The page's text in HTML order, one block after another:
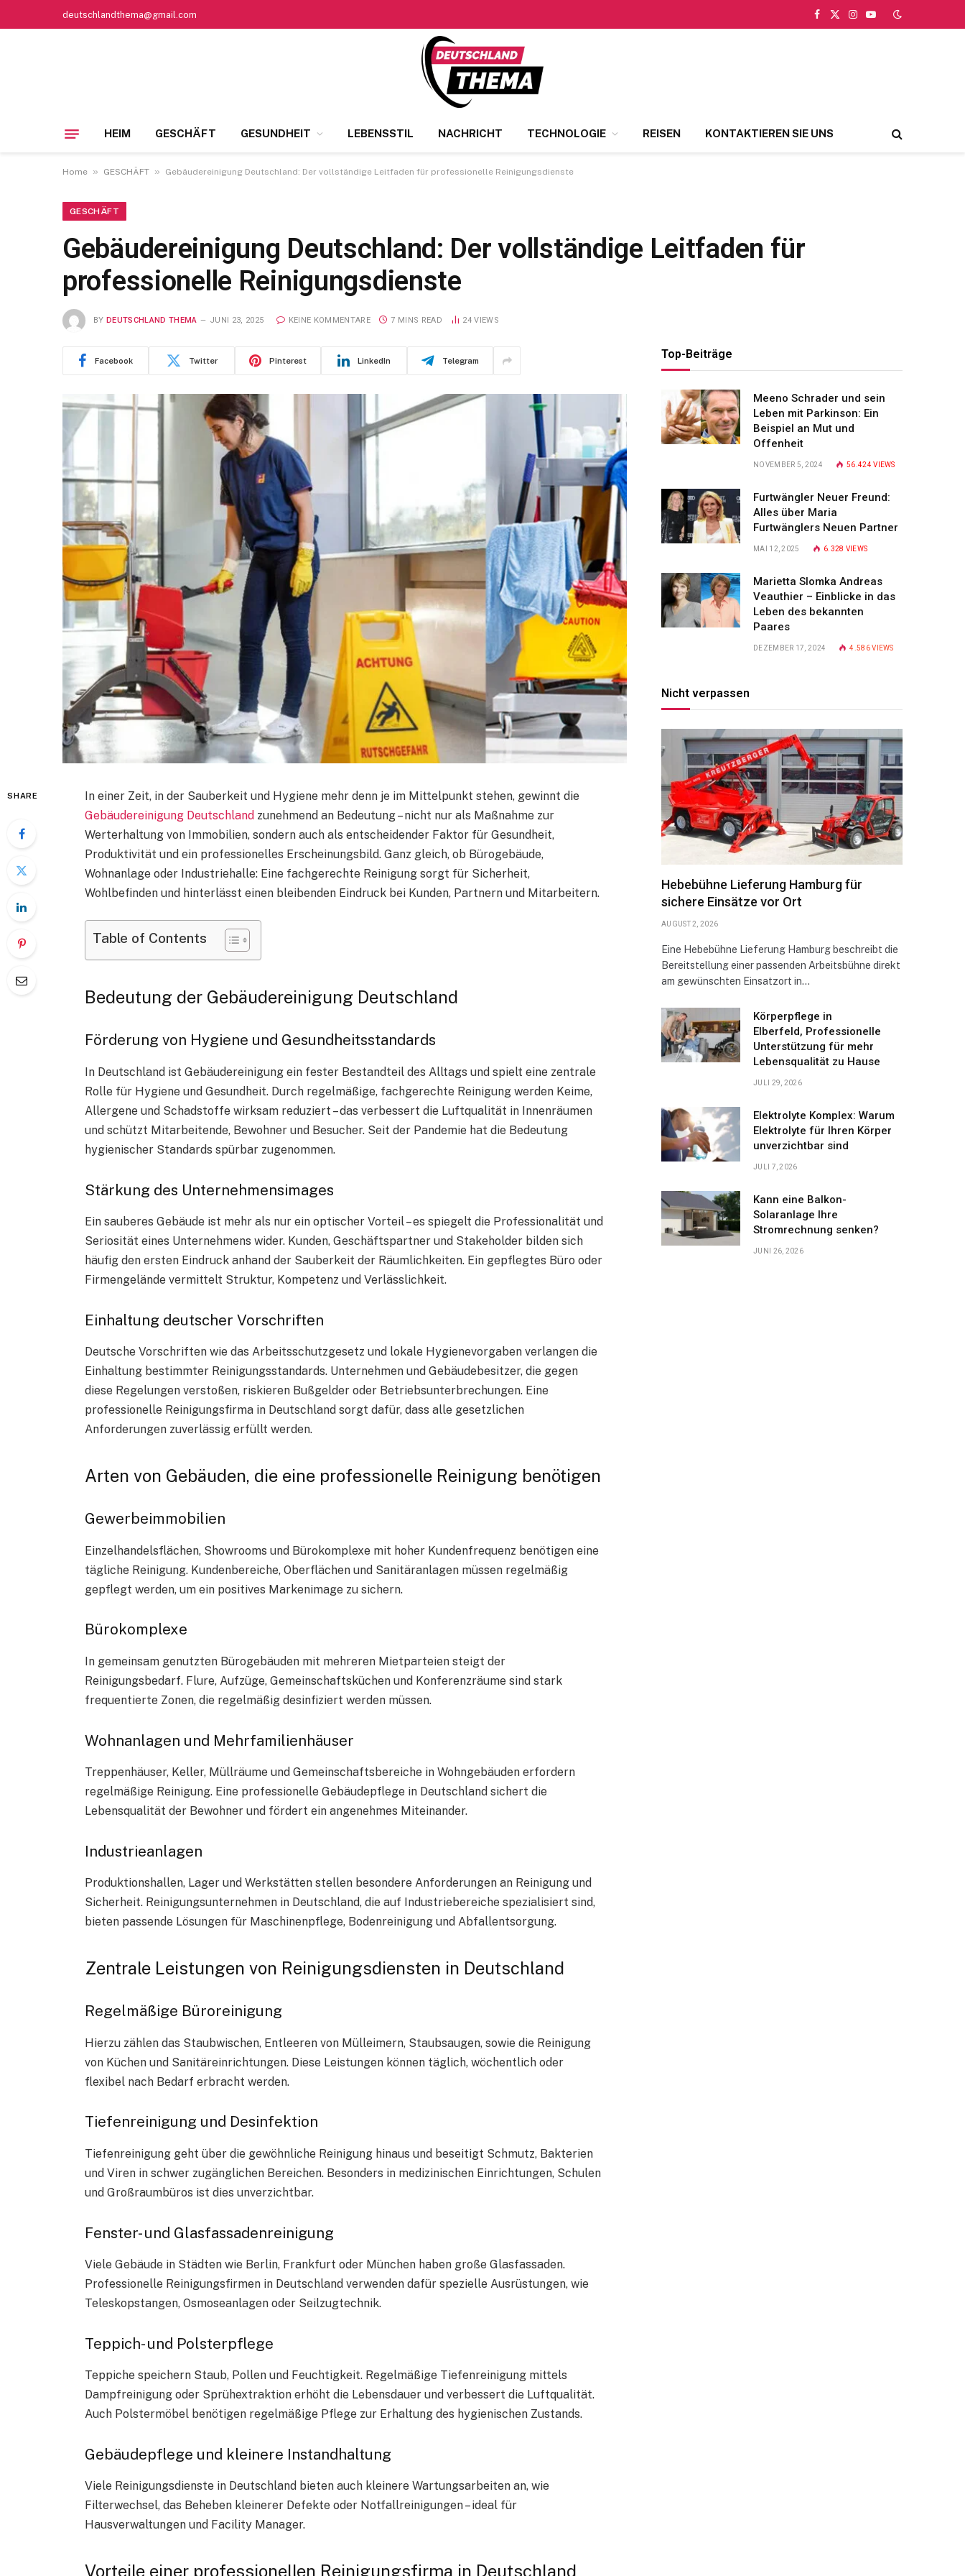
deutschlandthema@gmail.com
Facebook
X
Instagram
YouTube
HEIM GESCHÄFT GESUNDHEIT LEBENSSTIL NACHRICHT TECHNOLOGIE REISEN KONTAKTIEREN SIE UNS
Home » GESCHÄFT » Gebäudereinigung Deutschland: Der vollständige Leitfaden für professionelle Reinigungsdienste
GESCHÄFT
Gebäudereinigung Deutschland: Der vollständige Leitfaden für
professionelle Reinigungsdienste
BY DEUTSCHLAND THEMA JUNI 23, 2025 KEINE KOMMENTARE 7 MINS READ 24VIEWS
Facebook Twitter Pinterest LinkedIn Telegram
SHARE
In einer Zeit, in der Sauberkeit und Hygiene mehr denn je im Mittelpunkt stehen, gewinnt die
Gebäudereinigung Deutschland zunehmend an Bedeutung – nicht nur als Maßnahme zur
Werterhaltung von Immobilien, sondern auch als entscheidender Faktor für Gesundheit,
Produktivität und ein professionelles Erscheinungsbild. Ganz gleich, ob Bürogebäude,
Wohnanlage oder Industriehalle: Eine fachgerechte Reinigung sorgt für Sicherheit,
Wohlbefinden und hinterlässt einen bleibenden Eindruck bei Kunden, Partnern und Mitarbeitern.
Table of Contents
Bedeutung der Gebäudereinigung Deutschland
Förderung von Hygiene und Gesundheitsstandards
In Deutschland ist Gebäudereinigung ein fester Bestandteil des Alltags und spielt eine zentrale
Rolle für Hygiene und Gesundheit. Durch regelmäßige, fachgerechte Reinigung werden Keime,
Allergene und Schadstoffe wirksam reduziert – das verbessert die Luftqualität in Innenräumen
und schützt Mitarbeitende, Bewohner und Besucher. Seit der Pandemie hat die Bedeutung
hygienischer Standards spürbar zugenommen.
Stärkung des Unternehmensimages
Ein sauberes Gebäude ist mehr als nur ein optischer Vorteil – es spiegelt die Professionalität und
Seriosität eines Unternehmens wider. Kunden, Geschäftspartner und Stakeholder bilden sich
häufig den ersten Eindruck anhand der Sauberkeit der Räumlichkeiten. Ein gepflegtes Büro oder
Firmengelände vermittelt Struktur, Kompetenz und Verlässlichkeit.
Einhaltung deutscher Vorschriften
Deutsche Vorschriften wie das Arbeitsschutzgesetz und lokale Hygienevorgaben verlangen die
Einhaltung bestimmter Reinigungsstandards. Unternehmen und Gebäudebesitzer, die gegen
diese Regelungen verstoßen, riskieren Bußgelder oder Betriebsunterbrechungen. Eine
professionelle Reinigungsfirma in Deutschland sorgt dafür, dass alle gesetzlichen
Anforderungen zuverlässig erfüllt werden.
Arten von Gebäuden, die eine professionelle Reinigung benötigen
Gewerbeimmobilien
Einzelhandelsflächen, Showrooms und Bürokomplexe mit hoher Kundenfrequenz benötigen eine
tägliche Reinigung. Kundenbereiche, Oberflächen und Sanitäranlagen müssen regelmäßig
gepflegt werden, um ein positives Markenimage zu sichern.
Bürokomplexe
In gemeinsam genutzten Bürogebäuden mit mehreren Mietparteien steigt der
Reinigungsbedarf. Flure, Aufzüge, Gemeinschaftsküchen und Konferenzräume sind stark
frequentierte Zonen, die regelmäßig desinfiziert werden müssen.
Wohnanlagen und Mehrfamilienhäuser
Treppenhäuser, Keller, Müllräume und Gemeinschaftsbereiche in Wohngebäuden erfordern
regelmäßige Reinigung. Eine professionelle Gebäudepflege in Deutschland sichert die
Lebensqualität der Bewohner und fördert ein angenehmes Miteinander.
Industrieanlagen
Produktionshallen, Lager und Werkstätten stellen besondere Anforderungen an Reinigung und
Sicherheit. Reinigungsunternehmen in Deutschland, die auf Industriebereiche spezialisiert sind,
bieten passende Lösungen für Maschinenpflege, Bodenreinigung und Abfallentsorgung.
Zentrale Leistungen von Reinigungsdiensten in Deutschland
Regelmäßige Büroreinigung
Hierzu zählen das Staubwischen, Entleeren von Mülleimern, Staubsaugen, sowie die Reinigung
von Küchen und Sanitäreinrichtungen. Diese Leistungen können täglich, wöchentlich oder
flexibel nach Bedarf erbracht werden.
Tiefenreinigung und Desinfektion
Tiefenreinigung geht über die gewöhnliche Reinigung hinaus und beseitigt Schmutz, Bakterien
und Viren in schwer zugänglichen Bereichen. Besonders in medizinischen Einrichtungen, Schulen
und Großraumbüros ist dies unverzichtbar.
Fenster- und Glasfassadenreinigung
Viele Gebäude in Städten wie Berlin, Frankfurt oder München haben große Glasfassaden.
Professionelle Reinigungsfirmen in Deutschland verwenden dafür spezielle Ausrüstungen, wie
Teleskopstangen, Osmoseanlagen oder Seilzugtechnik.
Teppich- und Polsterpflege
Teppiche speichern Staub, Pollen und Feuchtigkeit. Regelmäßige Tiefenreinigung mittels
Dampfreinigung oder Sprühextraktion erhöht die Lebensdauer und verbessert die Luftqualität.
Auch Polstermöbel benötigen regelmäßige Pflege zur Erhaltung des hygienischen Zustands.
Gebäudepflege und kleinere Instandhaltung
Viele Reinigungsdienste in Deutschland bieten auch kleinere Wartungsarbeiten an, wie
Filterwechsel, das Beheben kleinerer Defekte oder Notfallreinigungen – ideal für
Hausverwaltungen und Facility Manager.
Vorteile einer professionellen Reinigungsfirma in Deutschland
Top-Beiträge
Meeno Schrader und sein
Leben mit Parkinson: Ein
Beispiel an Mut und
Offenheit
NOVEMBER 5, 2024 56.424VIEWS
Furtwängler Neuer Freund:
Alles über Maria
Furtwänglers Neuen Partner
MAI 12, 2025 6.328 VIEWS
Marietta Slomka Andreas
Veauthier – Einblicke in das
Leben des bekannten
Paares
DEZEMBER 17, 2024 4.586VIEWS
Nicht verpassen
Hebebühne Lieferung Hamburg für
sichere Einsätze vor Ort
AUGUST 2, 2026
Eine Hebebühne Lieferung Hamburg beschreibt die
Bereitstellung einer passenden Arbeitsbühne direkt
am gewünschten Einsatzort in…
Körperpflege in
Elberfeld, Professionelle
Unterstützung für mehr
Lebensqualität zu Hause
JULI 29, 2026
Elektrolyte Komplex: Warum
Elektrolyte für Ihren Körper
unverzichtbar sind
JULI 7, 2026
Kann eine Balkon-
Solaranlage Ihre
Stromrechnung senken?
JUNI 26, 2026